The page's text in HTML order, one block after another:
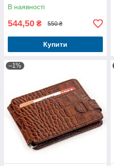
В наявності
544,50 ₴ 550 ₴
Купити
–1%